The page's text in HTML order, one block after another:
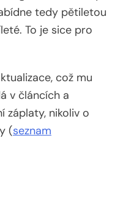
tedy pětiletou
To je sice pro
což mu
v článcích a
záplaty, nikoliv o
(seznam